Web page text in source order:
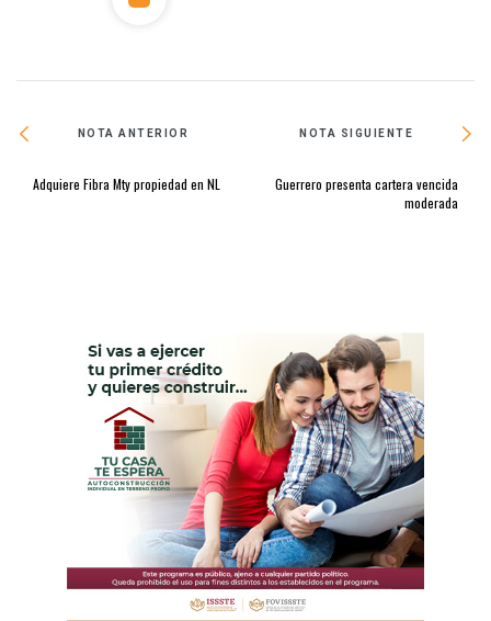
NOTA ANTERIOR
Adquiere Fibra Mty propiedad en NL
NOTA SIGUIENTE
Guerrero presenta cartera vencida
moderada